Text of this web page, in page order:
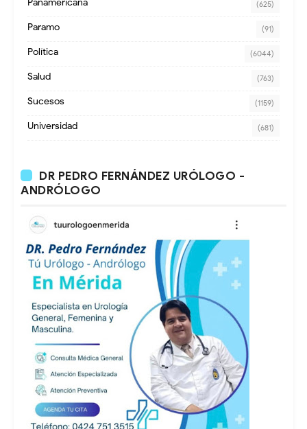
Panamericana (625)
Paramo (91)
Política (6044)
Salud (763)
Sucesos (1159)
Universidad (681)
DR PEDRO FERNÁNDEZ URÓLOGO -
ANDRÓLOGO